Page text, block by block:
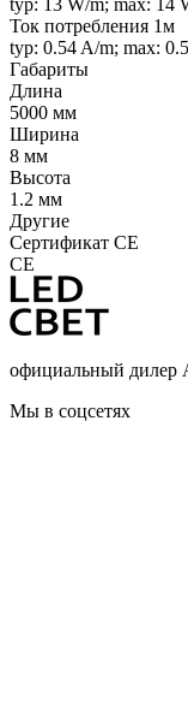
typ: 13 W/m; max: 14
Ток потребления 1м
typ: 0.54 A/m; max:
Габариты
Длина
5000 мм
Ширина
8 мм
Высота
1.2 мм
Другие
Сертификат CE
CE
официальный дилер
Мы в соцсетях